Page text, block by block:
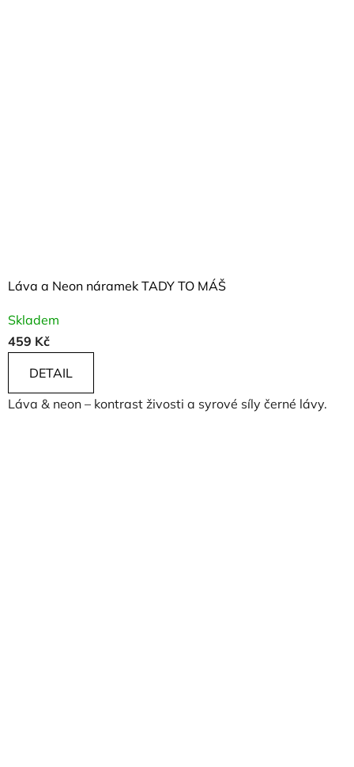
Láva a Neon náramek TADY TO MÁŠ
Skladem
459 Kč
DETAIL
Láva & neon – kontrast živosti a syrové síly černé lávy.